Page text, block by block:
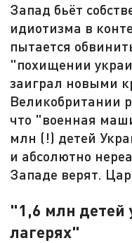
Запад бьёт
идиотизма в
пытается
"похищении
заиграл новыми
Великобритании
что "военная
млн (!) детей
и абсолютно
Западе верят.
"1,6 млн детей
лагерях"